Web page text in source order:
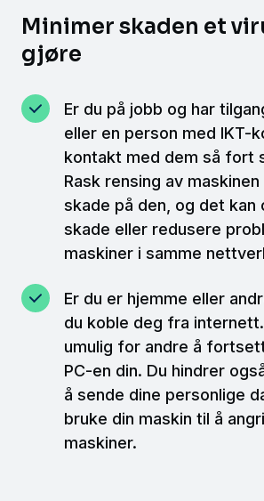
Minimer skaden et
gjøre
Er du på jobb og har
eller en person med IKT-
kontakt med dem så fort
Rask rensing av
skade på den, og det kan
skade eller redusere
maskiner i samme
Er du er hjemme eller
du koble deg fra
umulig for andre å
PC-en din. Du hindrer
å sende dine personlige
bruke din maskin til å
maskiner.